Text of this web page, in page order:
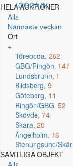
LOGGA IN
HELA AUKTIONER
Alla
Närmaste veckan
Ort
+
Töreboda, 282
GBG/Ringön, 147
Lundsbrunn, 1
Blidsberg, 9
Göteborg, 11
Ringön/GBG, 52
Skövde, 74
Skara, 20
Ängelholm, 16
Stenungsund/
SAMTLIGA OBJEKT
Alla